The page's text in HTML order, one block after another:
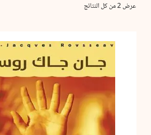
عرض ⁦2⁩ من كل النتائج